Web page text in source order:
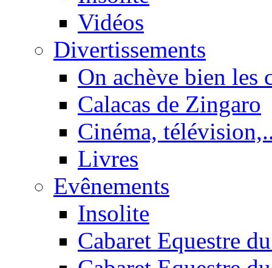
Vidéos
Divertissements
On achève bien les
Calacas de Zingaro
Cinéma,
Livres
Evênements
Insolite
Cabaret Equestre